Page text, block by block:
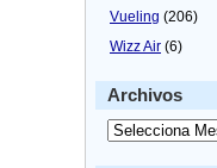
Vueling (206)
Wizz Air (6)
Archivos